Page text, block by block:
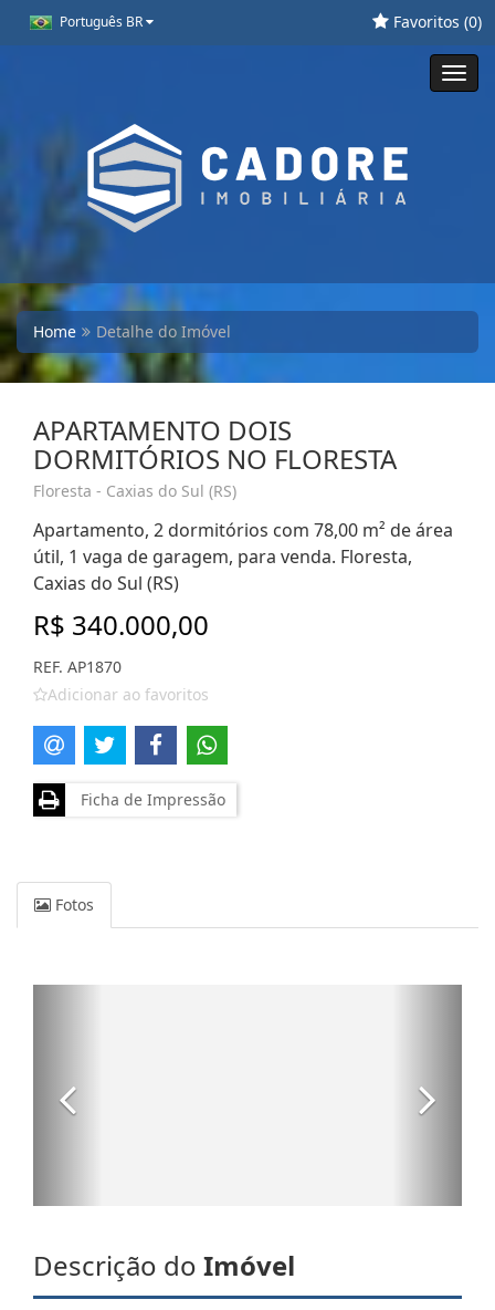
Português BR Favoritos (0)
Home Detalhe do Imóvel
APARTAMENTO DOIS
DORMITÓRIOS NO FLORESTA
Floresta - Caxias do Sul (RS)
Apartamento, 2 dormitórios com 78,00 m² de área
útil, 1 vaga de garagem, para venda. Floresta,
Caxias do Sul (RS)
R$ 340.000,00
REF. AP1870
Adicionar ao favoritos
Ficha de Impressão
Fotos
Descrição do Imóvel